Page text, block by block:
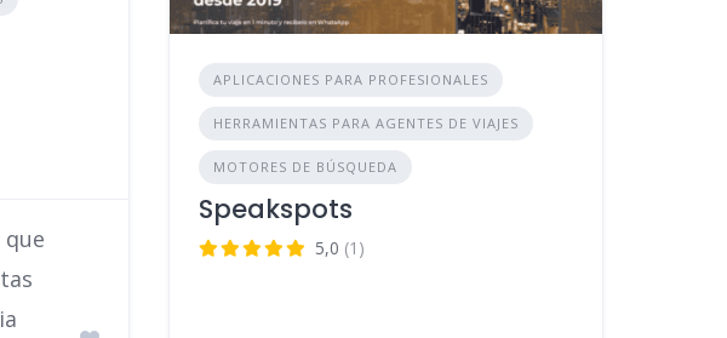
APLICACIONES PARA PROFESIONALES
HERRAMIENTAS PARA AGENTES DE VIAJES
MOTORES DE BÚSQUEDA
Speakspots
5,0 (1)